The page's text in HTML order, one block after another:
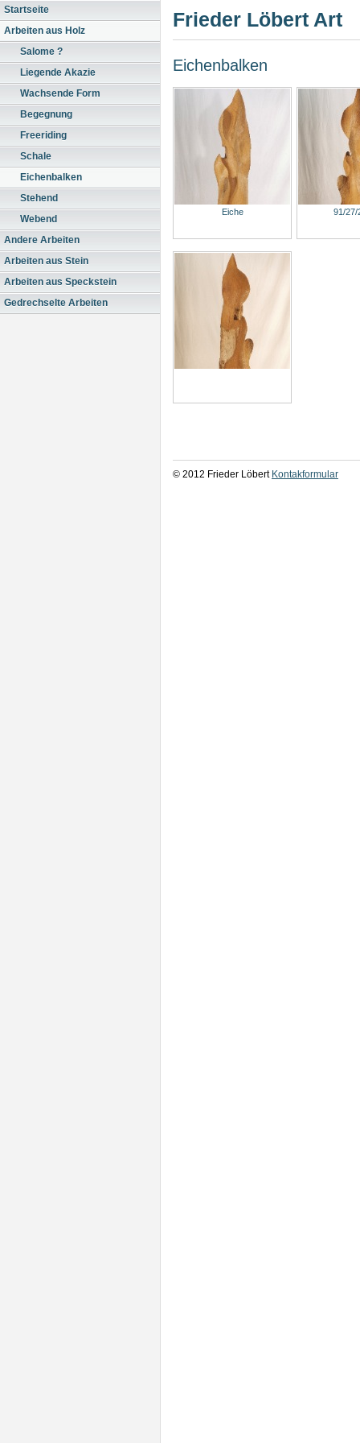
Startseite
Arbeiten aus Holz
Salome ?
Liegende Akazie
Wachsende Form
Begegnung
Freeriding
Schale
Eichenbalken
Stehend
Webend
Andere Arbeiten
Arbeiten aus Stein
Arbeiten aus Speckstein
Gedrechselte Arbeiten
Frieder Löbert Art
Eichenbalken
Eiche 91/27/
© 2012 Frieder Löbert Kontakformular